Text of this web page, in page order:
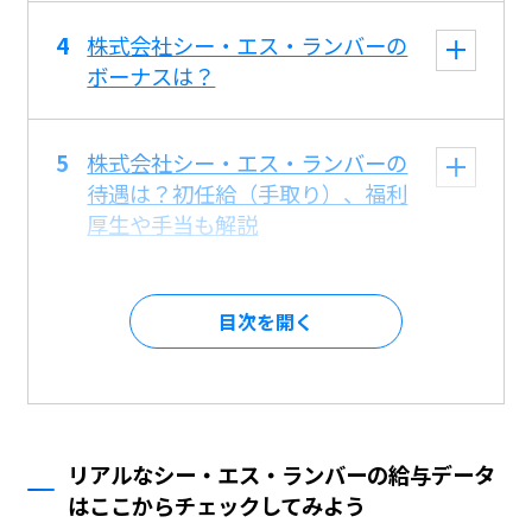
株式会社シー・エス・ランバーの
ボーナスは？
株式会社シー・エス・ランバーの
待遇は？初任給（手取り）、福利
厚生や手当も解説
目次を
リアルなシー・エス・ランバーの給与データ
はここからチェックしてみよう